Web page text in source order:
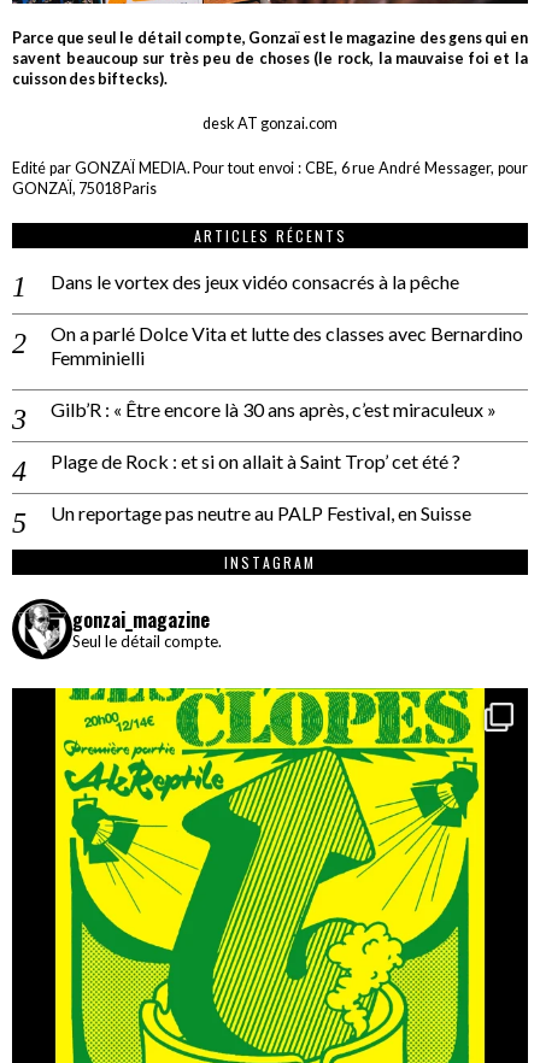
Parce que seul le détail compte, Gonzaï est le magazine des gens qui en
savent beaucoup sur très peu de choses (le rock, la mauvaise foi et la
cuisson des biftecks).
desk AT gonzai.com
Edité par GONZAÏ MEDIA. Pour tout envoi : CBE, 6 rue André Messager, pour
GONZAÏ, 75018 Paris
ARTICLES RÉCENTS
Dans le vortex des jeux vidéo consacrés à la pêche
On a parlé Dolce Vita et lutte des classes avec Bernardino
Femminielli
Gilb’R : « Être encore là 30 ans après, c’est miraculeux »
Plage de Rock : et si on allait à Saint Trop’ cet été ?
Un reportage pas neutre au PALP Festival, en Suisse
INSTAGRAM
gonzai_magazine
Seul le détail compte.